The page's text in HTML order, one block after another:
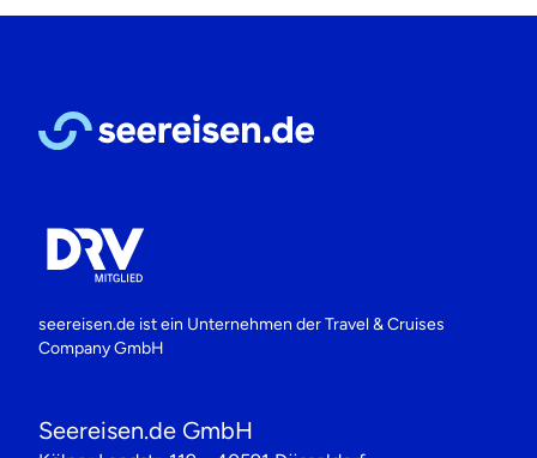
seereisen.de ist ein Unternehmen derTravel & Cruises
Company GmbH
Seereisen.de GmbH